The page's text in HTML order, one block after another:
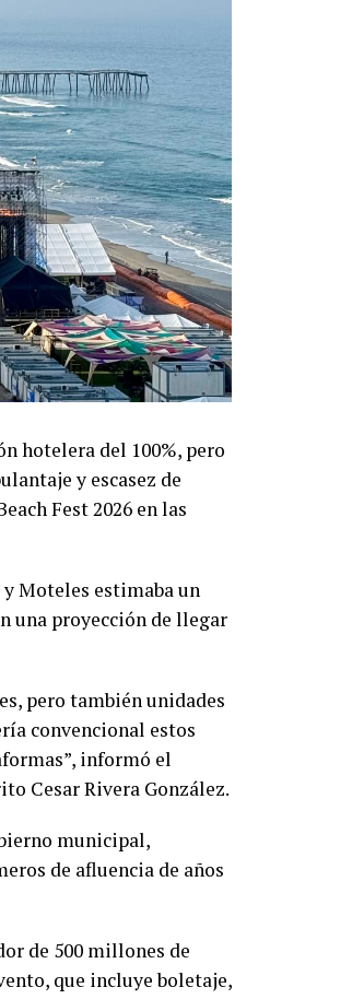
hotelera del 100%, pero
y escasez de
Fest 2026 en las
Moteles estimaba un
una proyección de llegar
pero también unidades
convencional estos
informó el
Cesar Rivera González.
municipal,
de afluencia de años
de 500 millones de
que incluye boletaje,